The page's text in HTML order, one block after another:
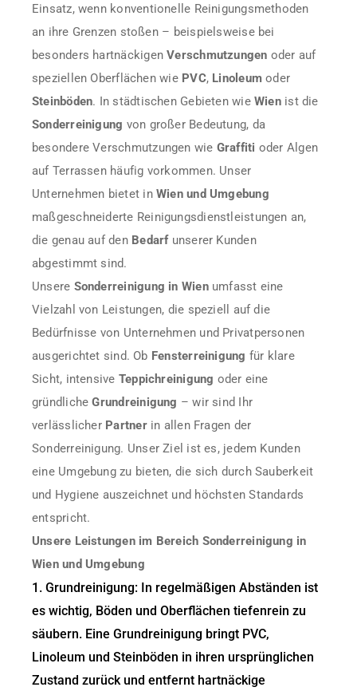
Einsatz, wenn konventionelle Reinigungsmethoden
an ihre Grenzen stoßen – beispielsweise bei
besonders hartnäckigenVerschmutzungen oder auf
speziellen Oberflächen wie PVC, Linoleum oder
Steinböden. In städtischen Gebieten wie Wienist die
Sonderreinigung von großer Bedeutung, da
besondere Verschmutzungen wie Graffiti oder Algen
auf Terrassen häufig vorkommen. Unser
Unternehmen bietet in Wien und Umgebung
maßgeschneiderte Reinigungsdienstleistungen an,
die genau auf den Bedarfunserer Kunden
abgestimmt sind.
Unsere Sonderreinigung in Wienumfasst eine
Vielzahl von Leistungen, die speziell auf die
Bedürfnisse von Unternehmen und Privatpersonen
ausgerichtet sind. Ob Fensterreinigung für klare
Sicht, intensive Teppichreinigung oder eine
gründlicheGrundreinigung – wir sind Ihr
verlässlicher Partnerin allen Fragen der
Sonderreinigung. Unser Ziel ist es, jedem Kunden
eine Umgebung zu bieten, die sich durch Sauberkeit
und Hygiene auszeichnet und höchsten Standards
entspricht.
Unsere Leistungen im Bereich Sonderreinigung in
Wien und Umgebung
1. Grundreinigung: In regelmäßigen Abständen ist
es wichtig, Böden und Oberflächen tiefenrein zu
säubern. Eine Grundreinigung bringt PVC,
Linoleum und Steinböden in ihren ursprünglichen
Zustand zurück und entfernt hartnäckige